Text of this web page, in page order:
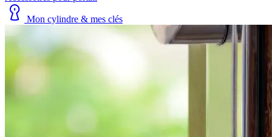
Mon cylindre & mes clés